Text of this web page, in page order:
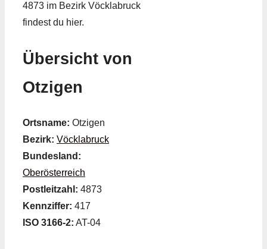
4873 im Bezirk Vöcklabruck
findest du hier.
Übersicht von
Otzigen
Ortsname: Otzigen
Bezirk: Vöcklabruck
Bundesland:
Oberösterreich
Postleitzahl: 4873
Kennziffer: 417
ISO 3166-2: AT-04